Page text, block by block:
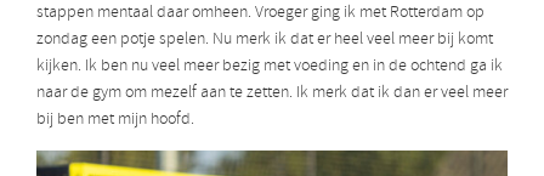
stappen mentaal daar omheen. Vroeger ging ik met Rotterdam op
zondag een potje spelen. Nu merk ik dat er heel veel meer bij komt
kijken. Ik ben nu veel meer bezig met voeding en in de ochtend ga ik
naar de gym om mezelf aan te zetten. Ik merk dat ik dan er veel meer
bij ben met mijn hoofd.